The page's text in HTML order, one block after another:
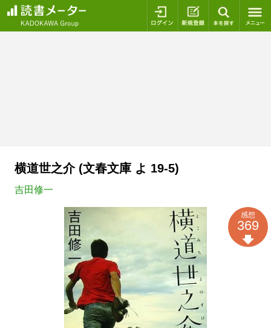
ログイン 新規登録
横道世之介 (文春文庫 よ 19-5)
吉田修一
感想
369